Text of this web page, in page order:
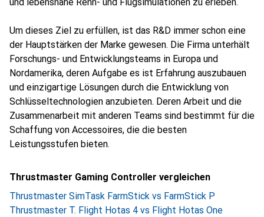
Um dieses Ziel zu erfüllen, ist das R&D immer schon eine
der Hauptstärken der Marke gewesen. Die Firma unterhält
Forschungs- und Entwicklungsteams in Europa und
Nordamerika, deren Aufgabe es ist Erfahrung auszubauen
und einzigartige Lösungen durch die Entwicklung von
Schlüsseltechnologien anzubieten. Deren Arbeit und die
Zusammenarbeit mit anderen Teams sind bestimmt für die
Schaffung von Accessoires, die die besten
Leistungsstufen bieten.
Thrustmaster Gaming Controller vergleichen
Thrustmaster SimTask FarmStick vs FarmStick P
Thrustmaster T. Flight Hotas 4 vs Flight Hotas One